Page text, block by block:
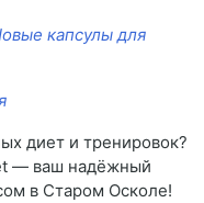
капсулы для
диет и тренировок?
— ваш надёжный
в Старом Осколе!